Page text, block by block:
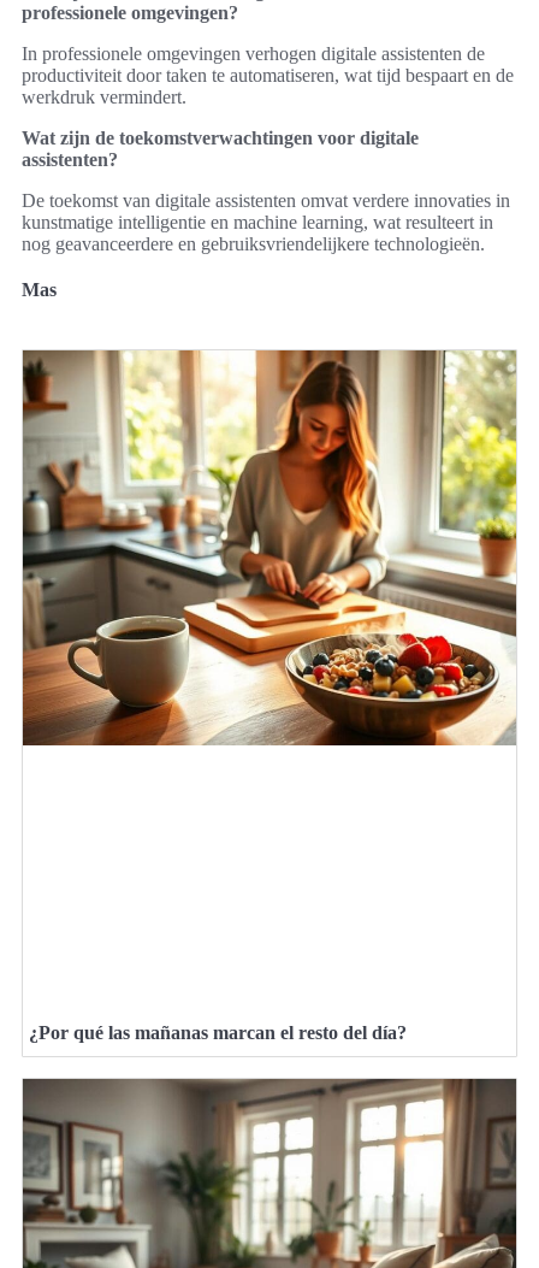
professionele omgevingen?
In professionele omgevingen verhogen digitale assistenten de
productiviteit door taken te automatiseren, wat tijd bespaart en de
werkdruk vermindert.
Wat zijn de toekomstverwachtingen voor digitale
assistenten?
De toekomst van digitale assistenten omvat verdere innovaties in
kunstmatige intelligentie en machine learning, wat resulteert in
nog geavanceerdere en gebruiksvriendelijkere technologieën.
Mas
¿Por qué las mañanas marcan el resto del día?